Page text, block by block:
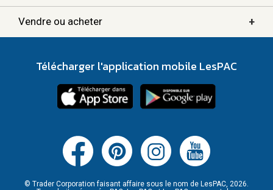
Vendre ou acheter +
Télécharger l'application mobile LesPAC
© Trader Corporation faisant affaire sous le nom de LesPAC, 2026.